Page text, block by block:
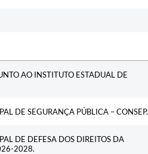
AO INSTITUTO ESTADUAL DE
DE SEGURANÇA PÚBLICA – CONSEP.
DE DEFESA DOS DIREITOS DA
2028.